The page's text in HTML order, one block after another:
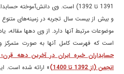
1391 تا 1392) است. وی دانش‌آموخته
و بیش از بیست سال تجربه در زمینه‌های متنوع
موضوعات مرتبط آنها دارد. از وی دهها مقاله،
است که فهرست کامل آنها به صورت متمرکز و
حسابداران خبره ایران در آخرین دهه قرن؛
انجمن (از 1392 تا 1400)
» ارائه شده است.